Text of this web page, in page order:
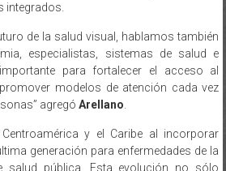
integrados.
de la salud visual, hablamos también
especialistas, sistemas de salud e
para fortalecer el acceso al
modelos de atención cada vez
agregó Arellano
y el Caribe al incorporar
generación para enfermedades de la
salud pública. Esta evolución no sólo